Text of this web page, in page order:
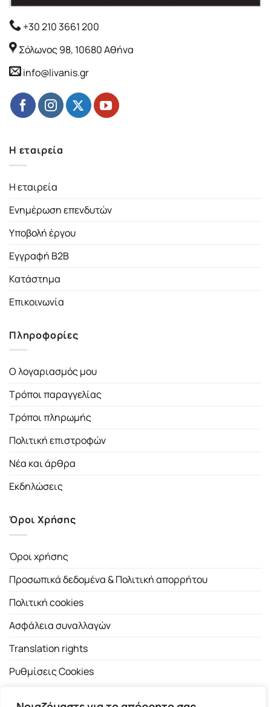
+30 210 3661 200
Σόλωνος 98, 10680 Αθήνα
info@livanis.gr
Η εταιρεία
Η εταιρεία
Ενημέρωση επενδυτών
Υποβολή έργου
Εγγραφή B2B
Κατάστημα
Επικοινωνία
Πληροφορίες
Ο λογαριασμός μου
Τρόποι παραγγελίας
Τρόποι πληρωμής
Πολιτική επιστροφών
Νέα και άρθρα
Εκδηλώσεις
Όροι Χρήσης
Όροι χρήσης
Προσωπικά δεδομένα & Πολιτική απορρήτου
Πολιτική cookies
Ασφάλεια συναλλαγών
Translation rights
Ρυθμίσεις Cookies